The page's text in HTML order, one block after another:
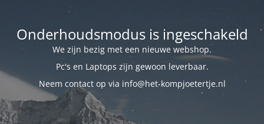
Onderhoudsmodus is ingeschakeld
We zijn bezig met een nieuwe webshop.
Pc's en Laptops zijn gewoon leverbaar.
Neem contact op via info@het-kompjoetertje.nl